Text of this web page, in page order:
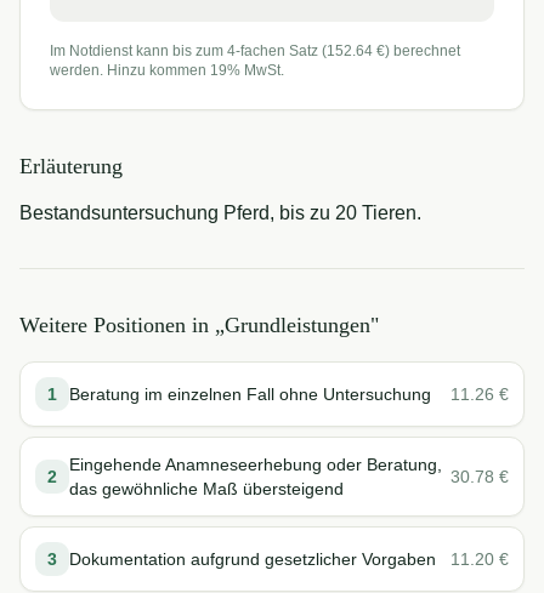
Im Notdienst kann bis zum 4-fachen Satz (152.64 €) berechnet
werden. Hinzu kommen 19% MwSt.
Erläuterung
Bestandsuntersuchung Pferd, bis zu 20 Tieren.
Weitere Positionen in „Grundleistungen"
1 Beratung im einzelnen Fall ohne Untersuchung 11.26 €
2
Eingehende Anamneseerhebung oder Beratung,
das gewöhnliche Maß übersteigend
30.78 €
3 Dokumentation aufgrund gesetzlicher Vorgaben 11.20 €